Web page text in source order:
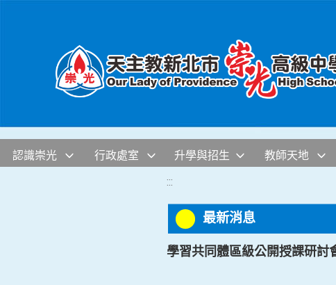
認識崇光 行政處室 升學與招生 教師天地
:::
最新消息
學習共同體區級公開授課研討